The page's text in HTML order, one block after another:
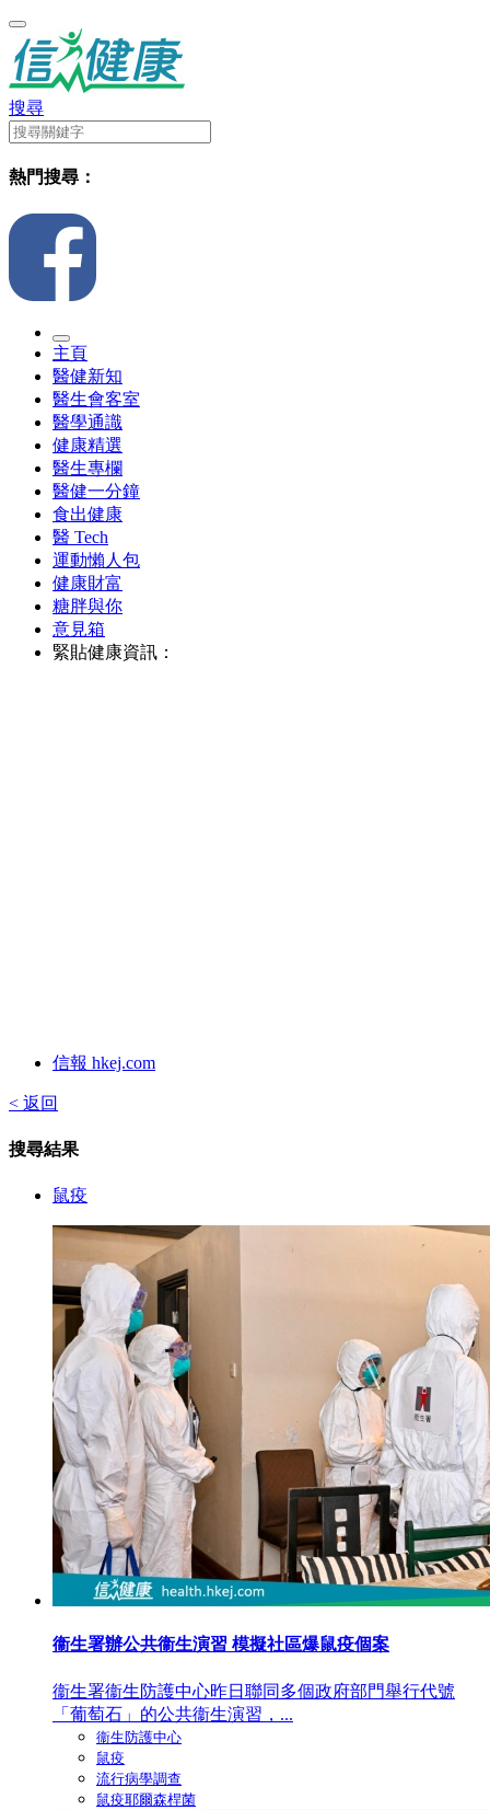
搜尋
熱門搜尋：
主頁
醫健新知
醫生會客室
醫學通識
健康精選
醫生專欄
醫健一分鐘
食出健康
醫 Tech
運動懶人包
健康財富
糖胖與你
意見箱
緊貼健康資訊：
信報 hkej.com
< 返回
搜尋結果
鼠疫
衞生署辦公共衞生演習 模擬社區爆鼠疫個案
衞生署衞生防護中心昨日聯同多個政府部門舉行代號
「葡萄石」的公共衞生演習，...
衞生防護中心
鼠疫
流行病學調查
鼠疫耶爾森桿菌